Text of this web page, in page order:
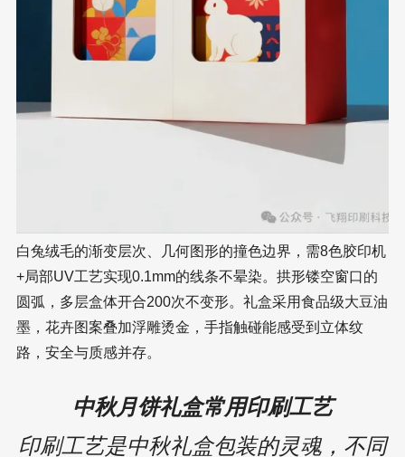
白兔绒毛的渐变层次、几何图形的撞色边界，需8色胶印机
+局部UV工艺实现0.1mm的线条不晕染。拱形镂空窗口的
圆弧，多层盒体开合200次不变形。礼盒采用食品级大豆油
墨，花卉图案叠加浮雕烫金，手指触碰能感受到立体纹
路，安全与质感并存。
中秋月饼礼盒常用印刷工艺
印刷工艺是中秋礼盒包装的灵魂，不同